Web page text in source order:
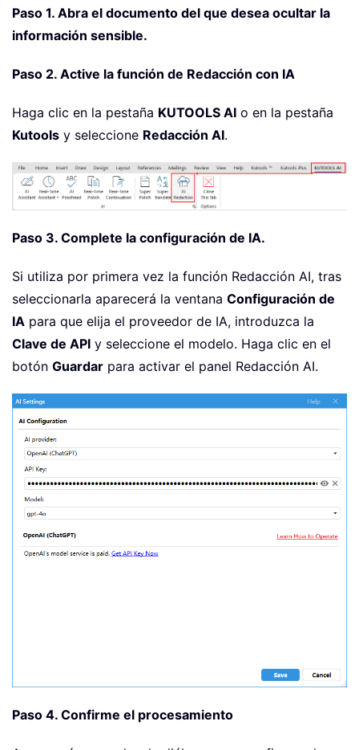
Paso 1. Abra el documento del que desea ocultar la
información sensible.
Paso 2. Active la función de Redacción con IA
Haga clic en la pestaña KUTOOLS AI o en la pestaña
Kutools y seleccione Redacción AI.
Paso 3. Complete la configuración de IA.
Si utiliza por primera vez la función Redacción AI, tras
seleccionarla aparecerá la ventana Configuración de
IA para que elija el proveedor de IA, introduzca la
Clave de API y seleccione el modelo. Haga clic en el
botón Guardar para activar el panel Redacción AI.
Paso 4. Confirme el procesamiento